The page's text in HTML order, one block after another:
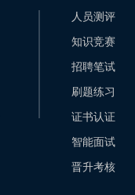
人员测评
知识竞赛
招聘笔试
刷题练习
证书认证
智能面试
晋升考核